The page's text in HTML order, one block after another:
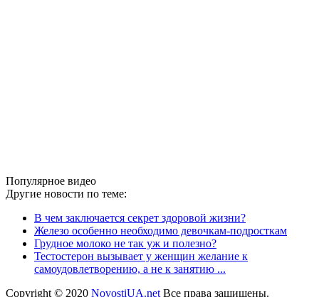
Популярное видео
Другие новости по теме:
В чем заключается секрет здоровой жизни?
Железо особенно необходимо девочкам-подросткам
Грудное молоко не так уж и полезно?
Тестостерон вызывает у женщин желание к
самоудовлетворению, а не к занятию ...
Copyright © 2020 NovostiUA.net Все права защищены.